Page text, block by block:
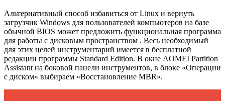
Альтернативный способ избавиться от Linux и вернуть
загрузчик Windows для пользователей компьютеров на базе
обычной BIOS может предложить функциональная программа
для работы с дисковым пространством . Весь необходимый
для этих целей инструментарий имеется в бесплатной
редакции программы Standard Edition. В окне AOMEI Partition
Assistant на боковой панели инструментов, в блоке «Операции
с диском» выбираем «Восстановление MBR».